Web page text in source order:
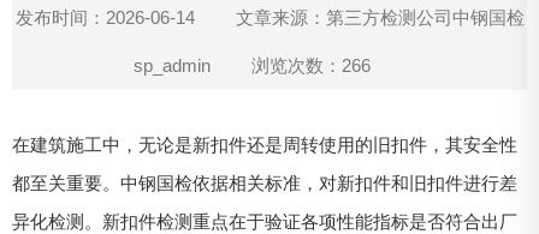
发布时间：2026-06-14 文章来源：第三方检测公司中钢国检
sp_admin 浏览次数：266
在建筑施工中，无论是新扣件还是周转使用的旧扣件，其安全性
都至关重要。中钢国检依据相关标准，对新扣件和旧扣件进行差
异化检测。新扣件检测重点在于验证各项性能指标是否符合出厂